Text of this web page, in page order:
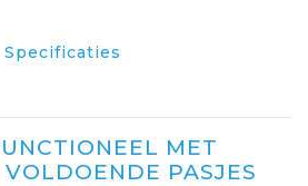
Specificaties
MET
PASJES